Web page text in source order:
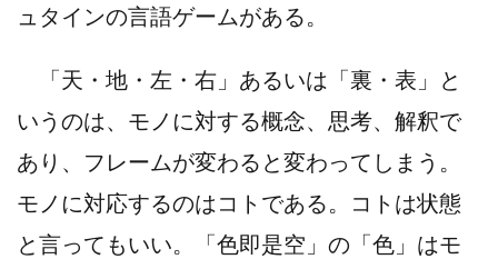
ュタインの言語ゲームがある。
「天・地・左・右」あるいは「裏・表」と
いうのは、モノに対する概念、思考、解釈で
あり、フレームが変わると変わってしまう。
モノに対応するのはコトである。コトは状態
と言ってもいい。「色即是空」の「色」はモ